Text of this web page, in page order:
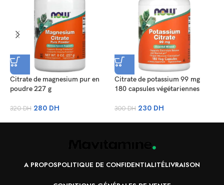
Citrate de magnesium pur en
poudre 227 g
320DH 280 DH
Citrate de potassium 99 mg
180 capsules végétariennes
300DH 230 DH
A PROPOSPOLITIQUE DE CONFIDENTIALITÉLIVRAISON